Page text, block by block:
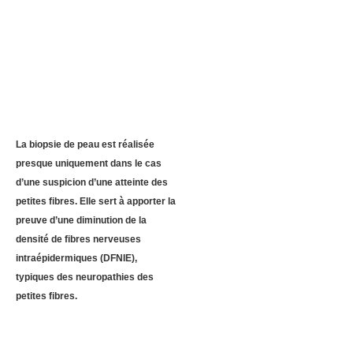
La biopsie de peau est réalisée
presque uniquement dans le cas
d’une suspicion d’une atteinte des
petites fibres. Elle sert à apporter la
preuve d’une diminution de la
densité de fibres nerveuses
intraépidermiques (DFNIE),
typiques des neuropathies des
petites fibres.